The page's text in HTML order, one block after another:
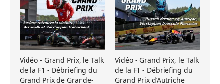
Vidéo - Grand Prix, le Talk
de la F1 - Débriefing du
Grand Prix de Grande-
Vidéo - Grand Prix, le Talk
de la F1 - Débriefing du
Grand Prix d’Autriche